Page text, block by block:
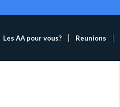
Les AA pour vous? Reunions